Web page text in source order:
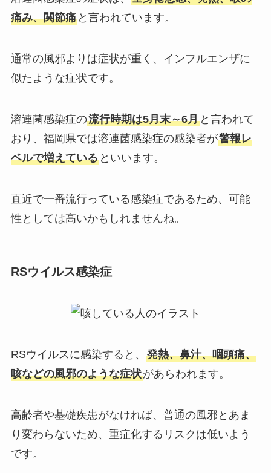
痛み、関節痛と言われています。
通常の風邪よりは症状が重く、インフルエンザに
似たような症状です。
溶連菌感染症の流行時期は5月末～6月と言われて
おり、福岡県では溶連菌感染症の感染者が警報レ
ベルで増えているといいます。
直近で一番流行っている感染症であるため、可能
性としては高いかもしれませんね。
RSウイルス感染症
RSウイルスに感染すると、 発熱、鼻汁、咽頭痛、
咳などの風邪のような症状があらわれます。
高齢者や基礎疾患がなければ、普通の風邪とあま
り変わらないため、重症化するリスクは低いよう
です。